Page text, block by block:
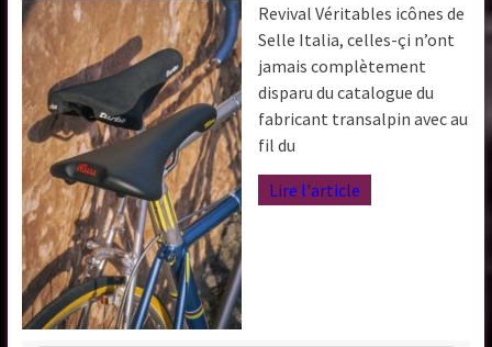
Revival Véritables icônes de
Selle Italia, celles-çi n’ont
jamais complètement
disparu du catalogue du
fabricant transalpin avec au
fil du
Lire l'article